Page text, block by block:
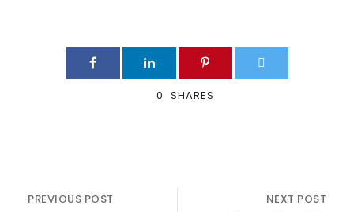
0 SHARES
PREVIOUS POST NEXT POST